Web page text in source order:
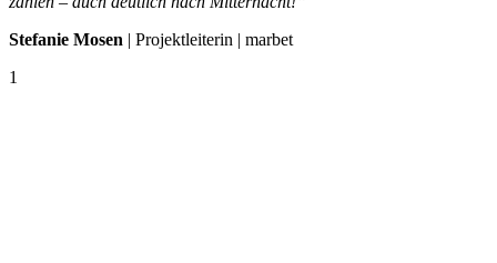
Stefanie Mosen | Projektleiterin | marbet
1